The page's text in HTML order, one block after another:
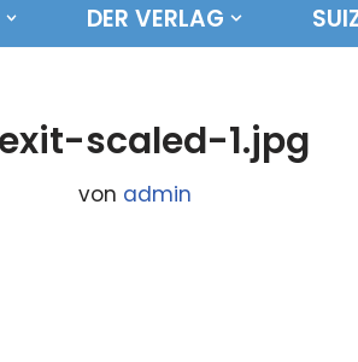
DER VERLAG
scaled-1.jpg
von admin